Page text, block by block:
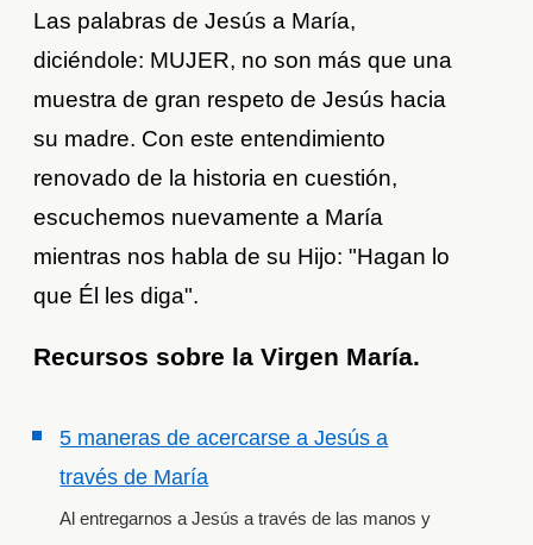
Las palabras de Jesús a María,
diciéndole: MUJER, no son más que una
muestra de gran respeto de Jesús hacia
su madre. Con este entendimiento
renovado de la historia en cuestión,
escuchemos nuevamente a María
mientras nos habla de su Hijo: "Hagan lo
que Él les diga".
Recursos sobre la Virgen María.
5 maneras de acercarse a Jesús a
través de María
Al entregarnos a Jesús a través de las manos y